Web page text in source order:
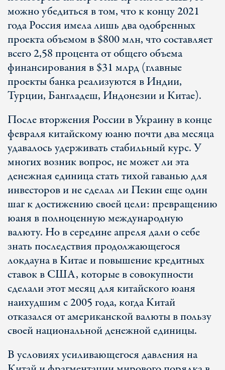
можно убедиться в том, что к концу 2021
года Россия имела лишь два одобренных
проекта объемом в $800 млн, что составляет
всего 2,58 процента от общего объема
финансирования в $31 млрд (главные
проекты банка реализуются в Индии,
Турции, Бангладеш, Индонезии и Китае).
После вторжения России в Украину в конце
февраля китайскому юаню почти два месяца
удавалось удерживать стабильный курс. У
многих возник вопрос, не может ли эта
денежная единица стать тихой гаванью для
инвесторов и не сделал ли Пекин еще один
шаг к достижению своей цели: превращению
юаня в полноценную международную
валюту. Но в середине апреля дали о себе
знать последствия продолжающегося
локдауна в Китае и повышение кредитных
ставок в США, которые в совокупности
сделали этот месяц для китайского юаня
наихудшим с 2005 года, когда Китай
отказался от американской валюты в пользу
своей национальной денежной единицы.
В условиях усиливающегося давления на